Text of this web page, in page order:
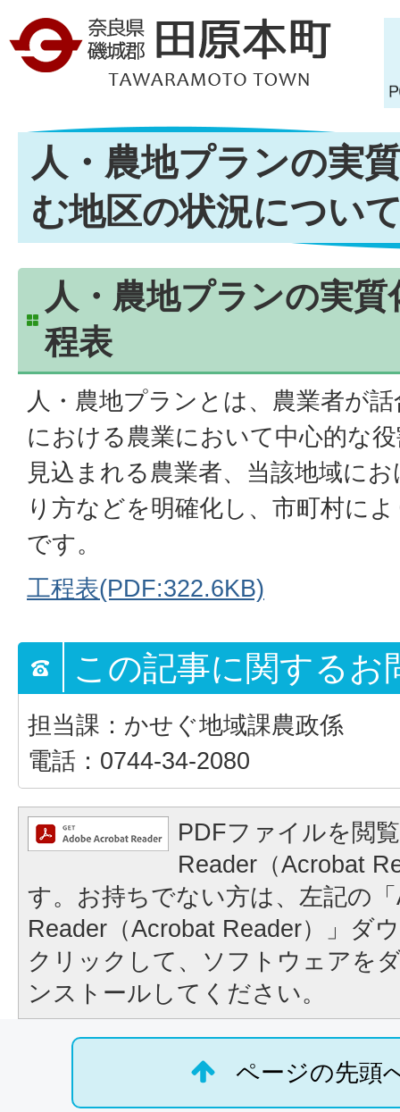
人・農地プランの実
む地区の状況につい
人・農地プランの実
程表
人・農地プランとは、農業者が
における農業において中心的な
見込まれる農業者、当該地域に
り方などを明確化し、市町村に
です。
工程表(PDF:322.6KB)
この記事に関するお
担当課：かせぐ地域課農政係
電話：0744-34-2080
PDFファイルを閲
Reader（Acrobat
す。お持ちでない方は、左記の
Reader（Acrobat Reader）」ダ
クリックして、ソフトウェアを
ンストールしてください。
ページの先頭